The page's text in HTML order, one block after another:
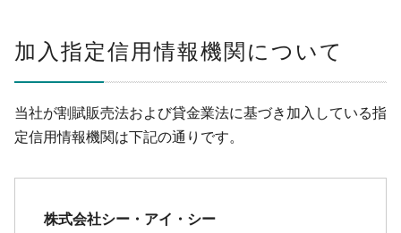
加入指定信用情報機関について
当社が割賦販売法および貸金業法に基づき加入している指
定信用情報機関は下記の通りです。
株式会社シー・アイ・シー